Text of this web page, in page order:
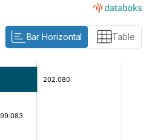
Bar Horizontal Table